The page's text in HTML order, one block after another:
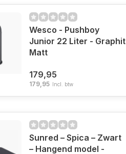
Wesco - Pushboy
Junior 22 Liter - Graphit
Matt
179,95
179,95 Incl. btw
Sunred – Spica – Zwart
– Hangend model -